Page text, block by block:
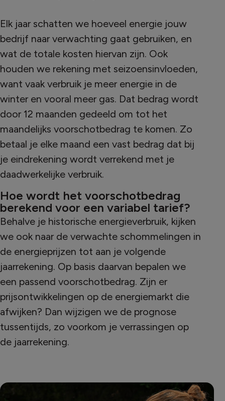
Elk jaar schatten we hoeveel energie jouw
bedrijf naar verwachting gaat gebruiken, en
wat de totale kosten hiervan zijn. Ook
houden we rekening met seizoensinvloeden,
want vaak verbruik je meer energie in de
winter en vooral meer gas. Dat bedrag wordt
door 12 maanden gedeeld om tot het
maandelijks voorschotbedrag te komen. Zo
betaal je elke maand een vast bedrag dat bij
je eindrekening wordt verrekend met je
daadwerkelijke verbruik.
Hoe wordt het voorschotbedrag
berekend voor een variabel tarief?
Behalve je historische energieverbruik, kijken
we ook naar de verwachte schommelingen in
de energieprijzen tot aan je volgende
jaarrekening. Op basis daarvan bepalen we
een passend voorschotbedrag. Zijn er
prijsontwikkelingen op de energiemarkt die
afwijken? Dan wijzigen we de prognose
tussentijds, zo voorkom je verrassingen op
de jaarrekening.